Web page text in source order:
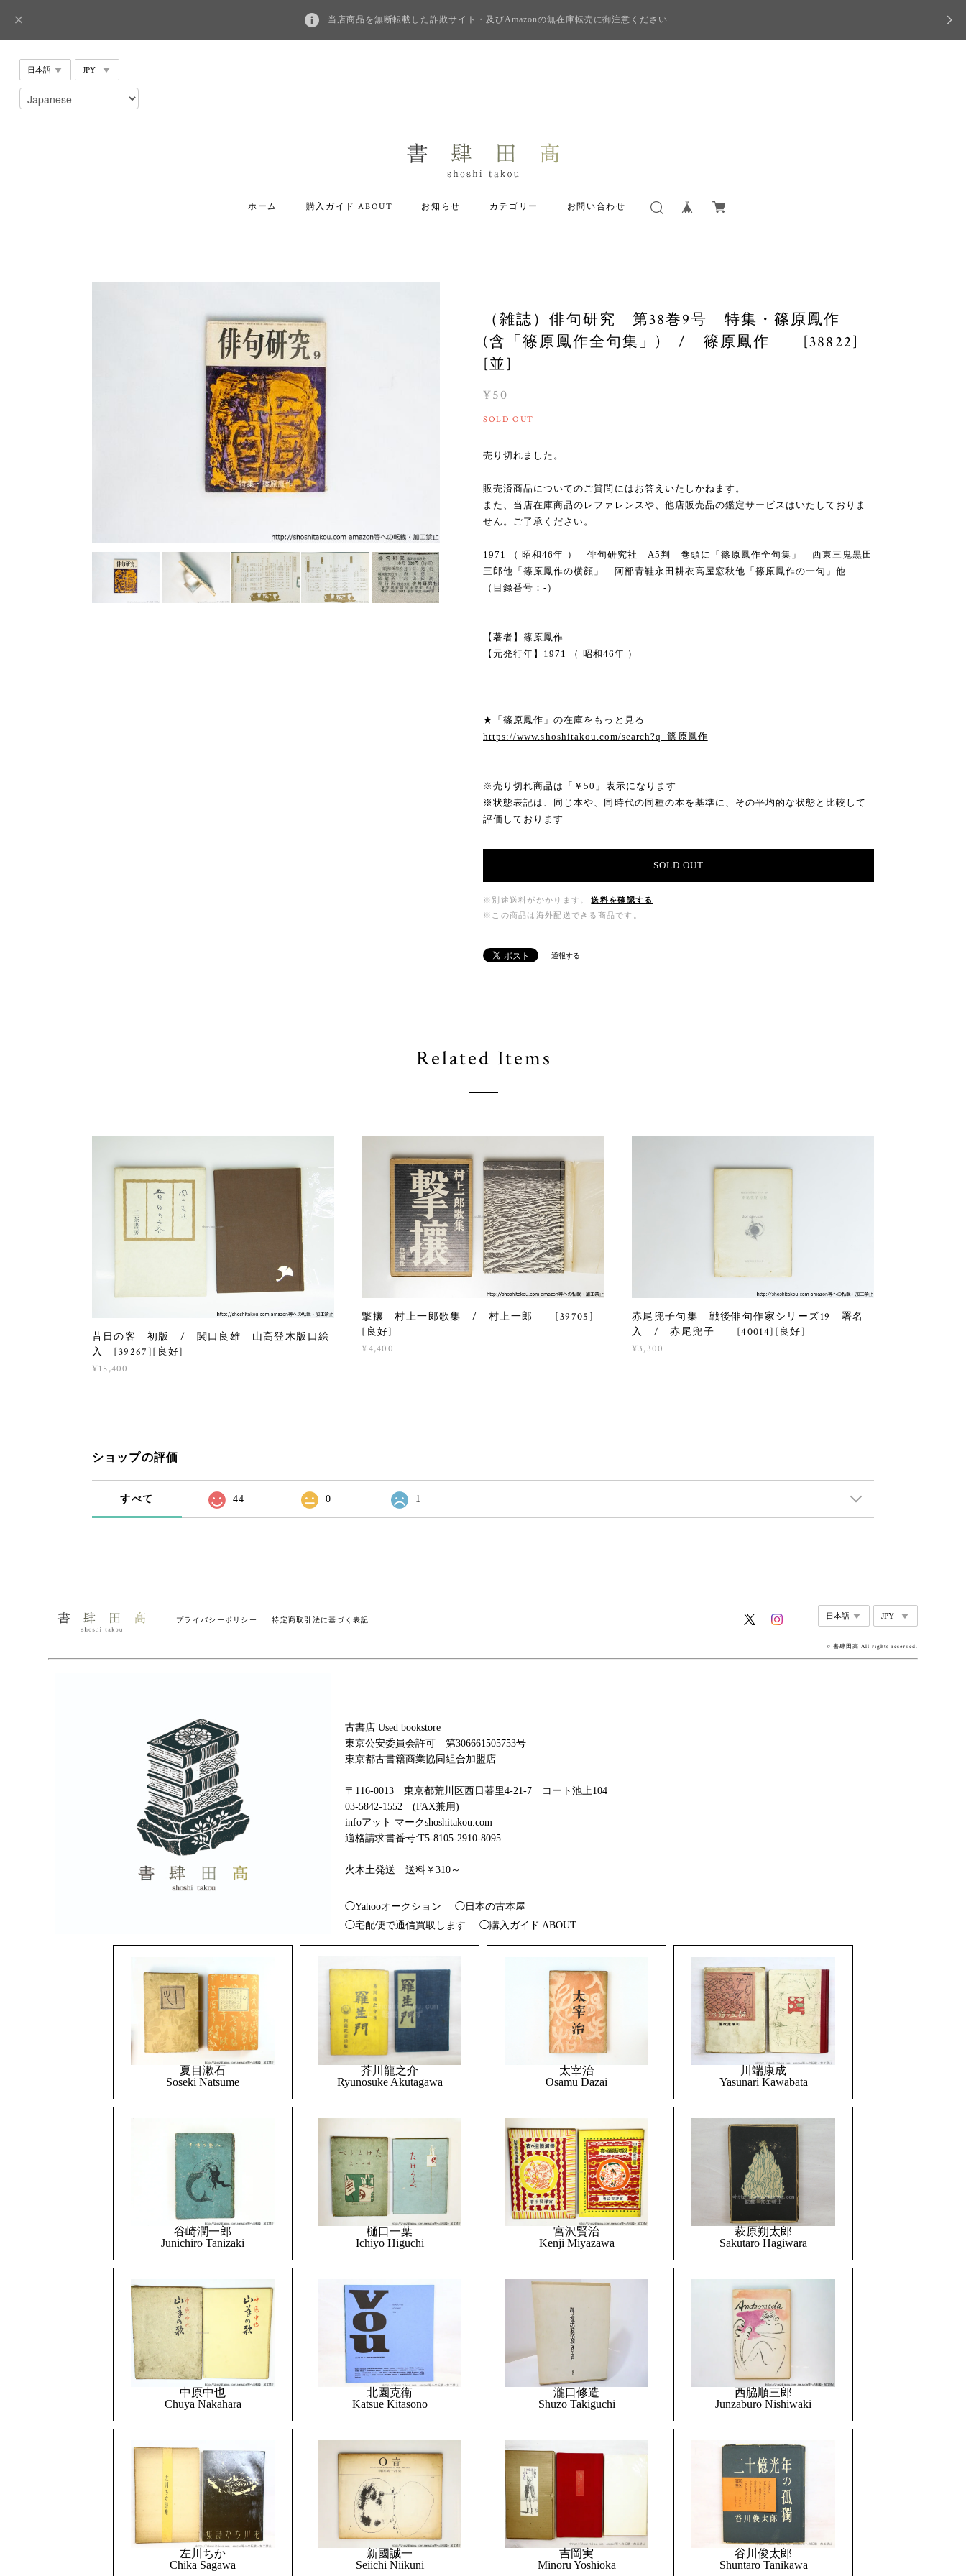
当店商品を無断転載した詐欺サイト・及びAmazonの無在庫転売に御注意ください
ホーム 購入ガイド|ABOUT お知らせ カテゴリー お問い合わせ
（雑誌）俳句研究 第38巻9号 特集・篠原鳳作
(含「篠原鳳作全句集」) / 篠原鳳作 [38822]
[並]
¥50
SOLD OUT
売り切れました。
販売済商品についてのご質問にはお答えいたしかねます。
また、当店在庫商品のレファレンスや、他店販売品の鑑定サービスはいたしておりま
せん。ご了承ください。
1971 （ 昭和46年 ） 俳句研究社 A5判 巻頭に「篠原鳳作全句集」 西東三鬼黒田
三郎他「篠原鳳作の横顔」 阿部青鞋永田耕衣高屋窓秋他「篠原鳳作の一句」他
（目録番号：-）
【著者】篠原鳳作
【元発行年】1971 （ 昭和46年 ）
★「篠原鳳作」の在庫をもっと見る
https://www.shoshitakou.com/search?q=篠原鳳作
※売り切れ商品は「￥50」表示になります
※状態表記は、同じ本や、同時代の同種の本を基準に、その平均的な状態と比較して
評価しております
SOLD OUT
※別途送料がかかります。
送料を確認する
※この商品は海外配送できる商品です。
通報する
Related Items
昔日の客 初版 / 関口良雄 山高登木版口絵
入 [39267][良好]
¥15,400
撃攘 村上一郎歌集 / 村上一郎 [39705]
[良好]
¥4,400
赤尾兜子句集 戦後俳句作家シリーズ19 署名
入 / 赤尾兜子 [40014][良好]
¥3,300
ショップの評価
すべて 44 0 1
プライバシーポリシー 特定商取引法に基づく表記
© 書肆田高 All rights reserved.
古書店 Used bookstore
東京公安委員会許可 第306661505753号
東京都古書籍商業協同組合加盟店
〒116-0013 東京都荒川区西日暮里4-21-7 コート池上104
03-5842-1552 (FAX兼用)
infoアット マークshoshitakou.com
適格請求書番号:T5-8105-2910-8095
火木土発送 送料￥310～
◯Yahooオークション
◯日本の古本屋
◯宅配便で通信買取します
◯購入ガイド|ABOUT
夏目漱石
Soseki Natsume
芥川龍之介
Ryunosuke Akutagawa
太宰治
Osamu Dazai
川端康成
Yasunari Kawabata
谷崎潤一郎
Junichiro Tanizaki
樋口一葉
Ichiyo Higuchi
宮沢賢治
Kenji Miyazawa
萩原朔太郎
Sakutaro Hagiwara
中原中也
Chuya Nakahara
北園克衛
Katsue Kitasono
瀧口修造
Shuzo Takiguchi
西脇順三郎
Junzaburo Nishiwaki
左川ちか
Chika Sagawa
新國誠一
Seiichi Niikuni
吉岡実
Minoru Yoshioka
谷川俊太郎
Shuntaro Tanikawa